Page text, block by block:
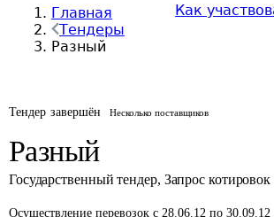
Главная
Тендеры
Разный
Как
Тендер завершён Несколько поставщиков
Разный
Государственный тендер, Запрос котировок
Осуществление перевозок с 28.06.12 по 30.09.12